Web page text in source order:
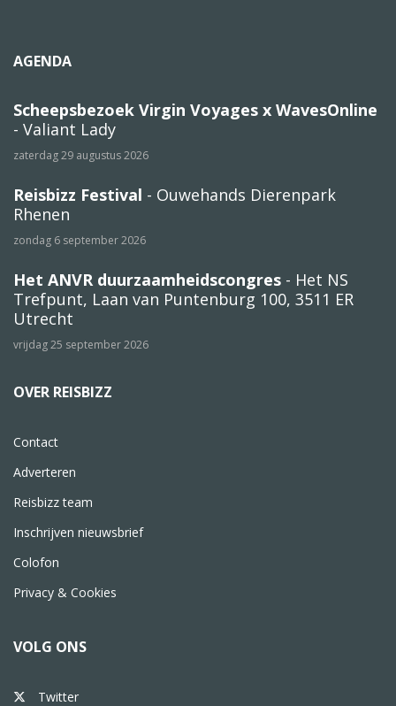
AGENDA
Scheepsbezoek Virgin Voyages x WavesOnline
- Valiant Lady
zaterdag 29 augustus 2026
Reisbizz Festival - Ouwehands Dierenpark
Rhenen
zondag 6 september 2026
Het ANVR duurzaamheidscongres - Het NS
Trefpunt, Laan van Puntenburg 100, 3511 ER
Utrecht
vrijdag 25 september 2026
OVER REISBIZZ
Contact
Adverteren
Reisbizz team
Inschrijven nieuwsbrief
Colofon
Privacy & Cookies
VOLG ONS
Twitter